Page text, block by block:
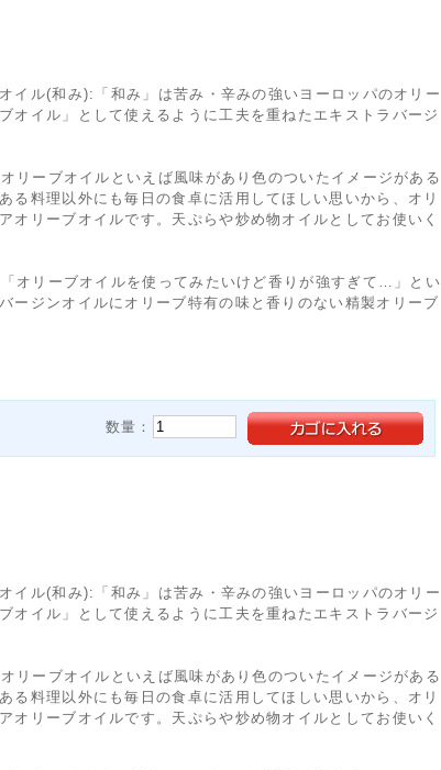
イル(和み):「和み」は苦み・辛みの強いヨーロッパのオリー
オイル」として使えるように工夫を重ねたエキストラバージ
リーブオイルといえば風味があり色のついたイメージがある
る料理以外にも毎日の食卓に活用してほしい思いから、オリ
オリーブオイルです。天ぷらや炒め物オイルとしてお使いく
オリーブオイルを使ってみたいけど香りが強すぎて…」とい
ージンオイルにオリーブ特有の味と香りのない精製オリーブ
数量：
イル(和み):「和み」は苦み・辛みの強いヨーロッパのオリー
オイル」として使えるように工夫を重ねたエキストラバージ
リーブオイルといえば風味があり色のついたイメージがある
る料理以外にも毎日の食卓に活用してほしい思いから、オリ
オリーブオイルです。天ぷらや炒め物オイルとしてお使いく